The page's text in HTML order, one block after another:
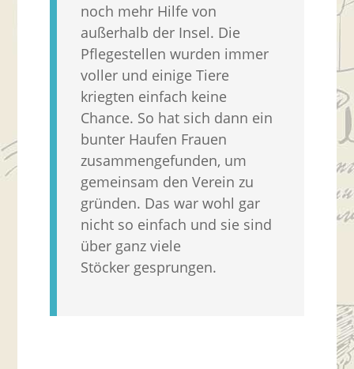
noch mehr Hilfe von
außerhalb der Insel. Die
Pflegestellen wurden immer
voller und einige Tiere
kriegten einfach keine
Chance. So hat sich dann ein
bunter Haufen Frauen
zusammengefunden, um
gemeinsam den Verein zu
gründen. Das war wohl gar
nicht so einfach und sie sind
über ganz viele
Stöcker gesprungen.